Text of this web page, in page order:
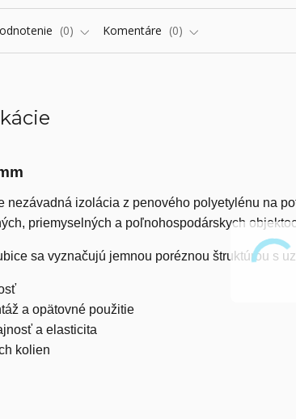
0 Komentáre 0
nezávadná izolácia z penového polyetylénu na
priemyselných a poľnohospodárskych
sa vyznačujú jemnou poréznou štruktúrou s
a opätovné použitie
a elasticita
kolien